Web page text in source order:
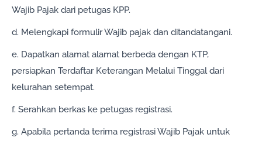
Wajib Pajak dari petugas KPP.
d. Melengkapi formulir Wajib pajak dan ditandatangani.
e. Dapatkan alamat alamat berbeda dengan KTP,
persiapkan Terdaftar Keterangan Melalui Tinggal dari
kelurahan setempat.
f. Serahkan berkas ke petugas registrasi.
g. Apabila pertanda terima registrasi Wajib Pajak untuk